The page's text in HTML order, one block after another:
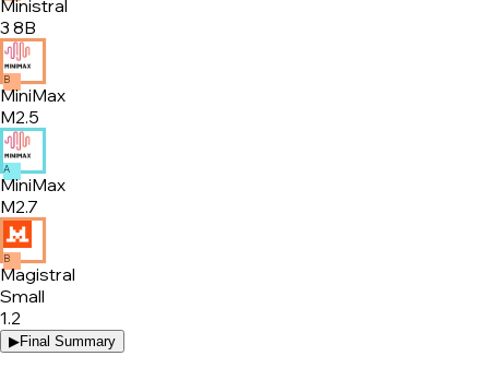
Ministral
3 8B
B
MiniMax
M2.5
A
MiniMax
M2.7
B
Magistral
Small
1.2
▶Final Summary